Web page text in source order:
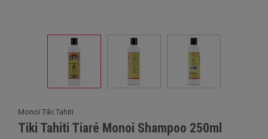
Monoï Tiki Tahiti
Tiki Tahiti Tiaré Monoi Shampoo 250ml